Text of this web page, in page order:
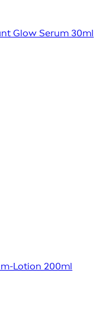
Glow Serum 30ml
Lotion 200ml